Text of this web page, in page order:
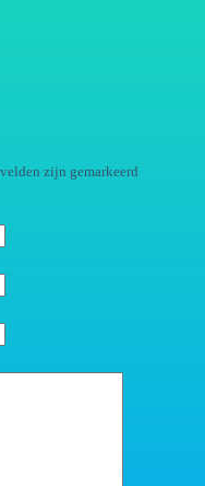
zijn gemarkeerd